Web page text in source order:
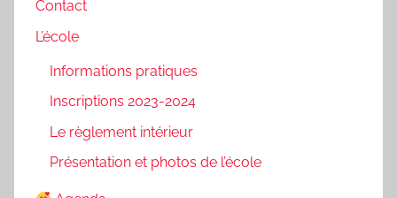
Contact
L’école
Informations pratiques
Inscriptions 2023-2024
Le règlement intérieur
Présentation et photos de l’école